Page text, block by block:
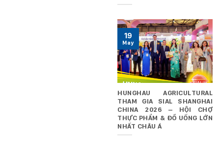
HUNGHAU AGRICULTURAL
THAM GIA SIAL SHANGHAI
CHINA 2026 – HỘI CHỢ
THỰC PHẨM & ĐỒ UỐNG LỚN
NHẤT CHÂU Á
19
May